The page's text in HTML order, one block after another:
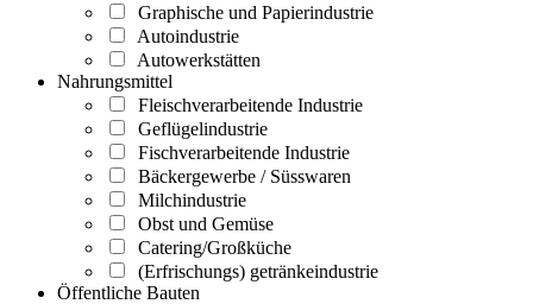
Graphische und Papierindustrie
Autoindustrie
Autowerkstätten
Nahrungsmittel
Fleischverarbeitende Industrie
Geflügelindustrie
Fischverarbeitende Industrie
Bäckergewerbe / Süsswaren
Milchindustrie
Obst und Gemüse
Catering/Großküche
(Erfrischungs) getränkeindustrie
Öffentliche Bauten